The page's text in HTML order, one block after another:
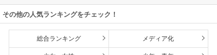
その他の人気ランキングをチェック！
総合ランキング メディア化